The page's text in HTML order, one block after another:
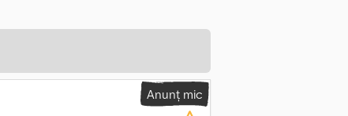
Anunț mic